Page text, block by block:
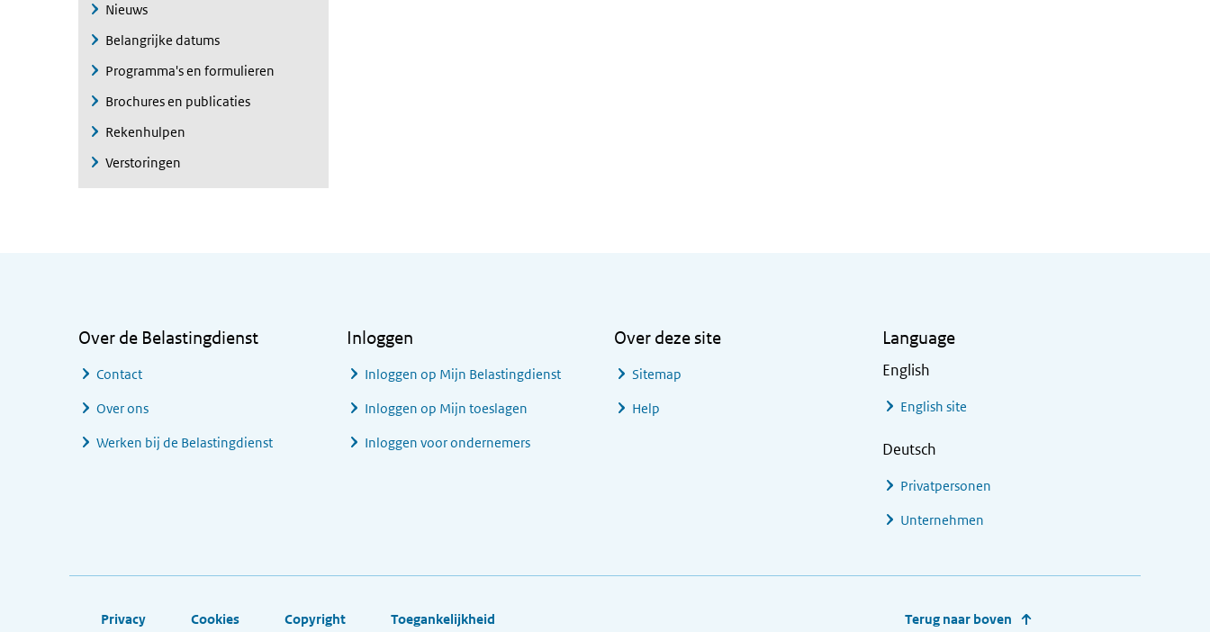
Nieuws
Belangrijke datums
Programma's en formulieren
Brochures en publicaties
Rekenhulpen
Verstoringen
Over de Belastingdienst
Contact
Over ons
Werken bij de Belastingdienst
Inloggen
Inloggen op Mijn Belastingdienst
Inloggen op Mijn toeslagen
Inloggen voor ondernemers
Over deze site
Sitemap
Help
Language
English
English site
Deutsch
Privatpersonen
Unternehmen
Footer links
Privacy Cookies Copyright Toegankelijkheid Terug naar boven